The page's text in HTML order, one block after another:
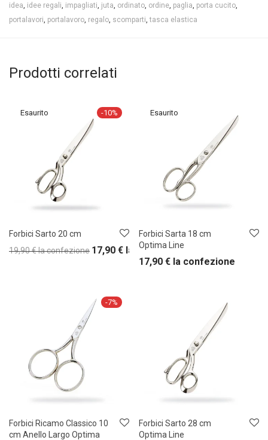
idea idee regali impagliati juta ordinato ordine paglia porta cucito
portalavori portalavoro regalo scomparti ,tasca elastica
Prodotti correlati
-10%
Forbici Sarto 20 cm
19,90€la confezione 17,90 € la confezione
Forbici Sarta 18 cm
Optima Line
17,90 € la confezione
-7%
Forbici Ricamo Classico 10
cm Anello Largo Optima
Forbici Sarto 28 cm
Optima Line